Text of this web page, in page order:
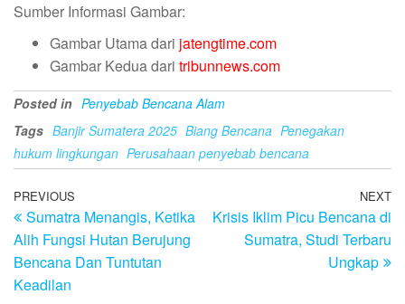
Sumber Informasi Gambar:
Gambar Utama dari jatengtime.com
Gambar Kedua dari tribunnews.com
Posted in Penyebab Bencana Alam
Tags Banjir Sumatera 2025 Biang Bencana Penegakan
hukum lingkungan Perusahaan penyebab bencana
Post
navigation
Previous
Post
PREVIOUS
Sumatra Menangis, Ketika
Alih Fungsi Hutan Berujung
Bencana Dan Tuntutan
Keadilan
NEXT
Krisis Iklim Picu Bencana di
Sumatra, Studi Terbaru
Ungkap